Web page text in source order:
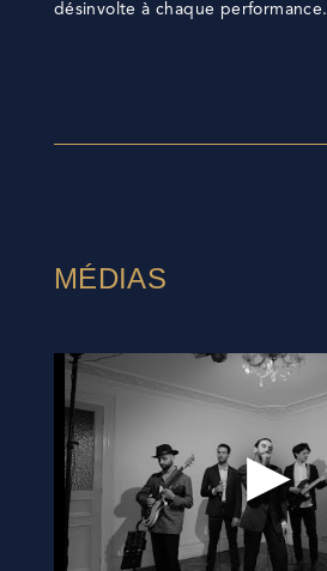
désinvolte à chaque performance.
MÉDIAS